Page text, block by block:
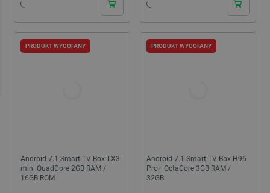
Android 7.1 Smart TV Box TX3-
mini QuadCore 2GB RAM /
16GB ROM
PRODUKT WYCOFANY
Android 7.1 Smart TV Box H96
Pro+ OctaCore 3GB RAM /
32GB
PRODUKT WYCOFANY